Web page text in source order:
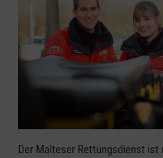
Der Malteser Rettungsdienst ist